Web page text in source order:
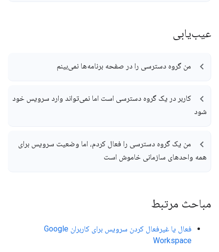
عیب‌یابی
من گروه دسترسی را در صفحه برنامه‌ها نمی‌بینم
کاربر در یک گروه دسترسی است اما نمی‌تواند وارد سرویس خود
شود
من یک گروه دسترسی را فعال کردم، اما وضعیت سرویس برای
همه واحدهای سازمانی خاموش است
مباحث مرتبط
فعال یا غیرفعال کردن سرویس برای کاربران Google
Workspace